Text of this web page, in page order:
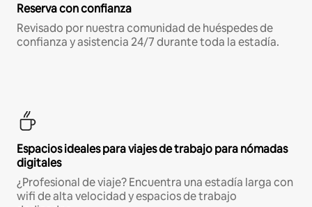
Reserva con confianza
Revisado por nuestra comunidad de huéspedes de
confianza y asistencia 24/7 durante toda la estadía.
Espacios ideales para viajes de trabajo para nómadas
digitales
¿Profesional de viaje? Encuentra una estadía larga con
wifi de alta velocidad y espacios de trabajo